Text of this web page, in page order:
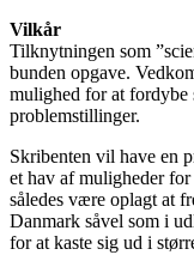
Vilkår
Tilknytningen som
bunden opgave.
mulighed for at
problemstillinger.
Skribenten vil have en
et hav af muligheder
således være oplagt at
Danmark såvel som i
for at kaste sig ud i